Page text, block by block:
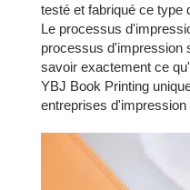
testé et fabriqué ce type
Le processus
processus d'impression
savoir exactement ce
YBJ Book Printing
entreprises